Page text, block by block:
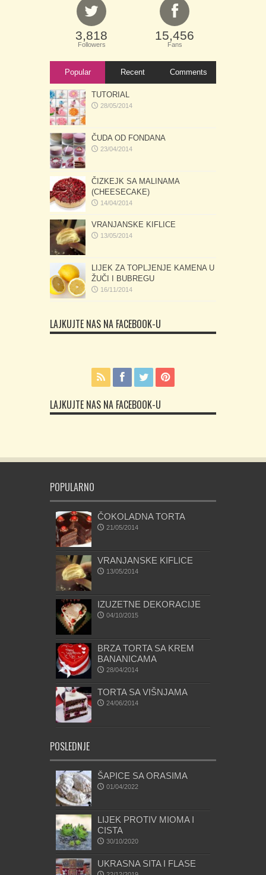
3,818
Followers
15,456
Fans
Popular Recent Comments
TUTORIAL
28/05/2014
ČUDA OD FONDANA
23/04/2014
ČIZKEJK SA MALINAMA
(CHEESECAKE)
14/04/2014
VRANJANSKE KIFLICE
13/05/2014
LIJEK ZA TOPLJENJE KAMENA U
ŽUČI I BUBREGU
16/11/2014
LAJKUJTE NAS NA FACEBOOK-U
LAJKUJTE NAS NA FACEBOOK-U
POPULARNO
ČOKOLADNA TORTA
21/05/2014
VRANJANSKE KIFLICE
13/05/2014
IZUZETNE DEKORACIJE
04/10/2015
BRZA TORTA SA KREM
BANANICAMA
28/04/2014
TORTA SA VIŠNJAMA
24/06/2014
POSLEDNJE
ŠAPICE SA ORASIMA
01/04/2022
LIJEK PROTIV MIOMA I
CISTA
30/10/2020
UKRASNA SITA I FLASE